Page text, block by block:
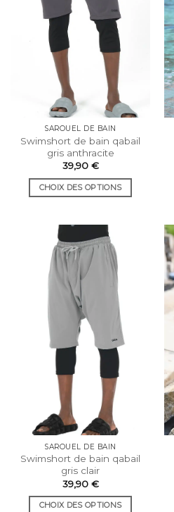
être
choisies
page
produit
SAROUEL DE BAIN
Swimshort de bain qabail
gris anthracite
39,90 €
CHOIX DES OPTIONS
plusieurs
variations.
Les
options
peuvent
être
choisies
page
produit
SAROUEL DE BAIN
Swimshort de bain qabail
gris clair
39,90 €
CHOIX DES OPTIONS